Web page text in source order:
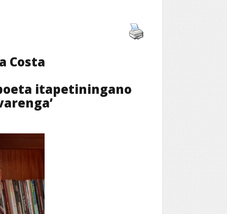
Costa
itapetiningano